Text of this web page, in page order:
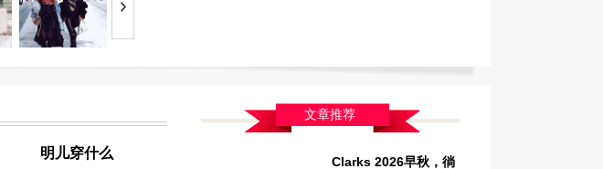
明儿穿什么
文章推荐
Clarks 2026早秋，徜